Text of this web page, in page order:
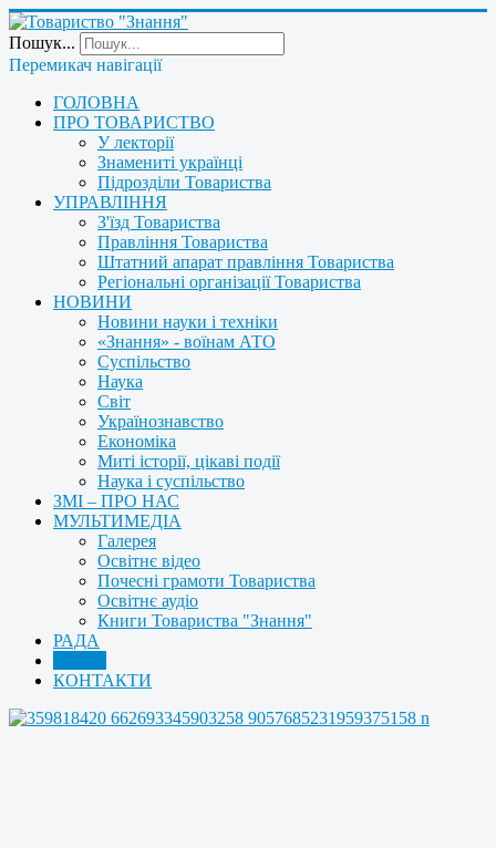
Пошук...
Перемикач навігації
ГОЛОВНА
ПРО ТОВАРИСТВО
У лекторії
Знамениті українці
Підрозділи Товариства
УПРАВЛІННЯ
З'їзд Товариства
Правління Товариства
Штатний апарат правління Товариства
Регіональні організації Товариства
НОВИНИ
Новини науки і техніки
«Знання» - воїнам АТО
Суспільство
Наука
Світ
Українознавство
Економіка
Миті історії, цікаві події
Наука і суспільство
ЗМІ – ПРО НАС
МУЛЬТИМЕДІА
Галерея
Освітнє відео
Почесні грамоти Товариства
Освітнє аудіо
Книги Товариства "Знання"
РАДА
КОНТАКТИ